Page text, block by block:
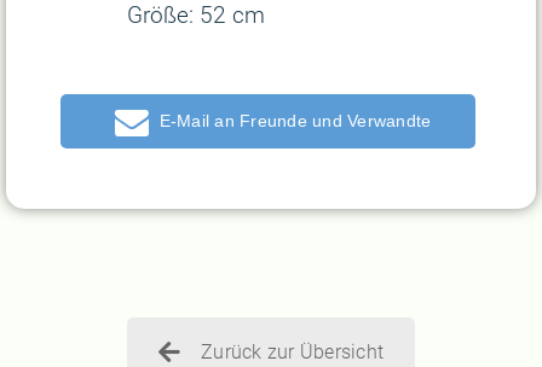
Größe: 52 cm
E-Mail
Zurück zur Übersicht